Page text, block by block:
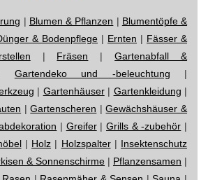
| Blumen & Pflanzen | Blumentöpfe &
& Bodenpflege | Ernten | Fässer &
| Fräsen |Gartenabfall &
Gartendeko und -beleuchtung |
| Gartenhäuser| Gartenkleidung |
|Gartenscheren |Gewächshäuser &
| Greifer|Grills & -zubehör |
| Holz | Holzspalter| Insektenschutz
& Sonnenschirme | Pflanzensamen |